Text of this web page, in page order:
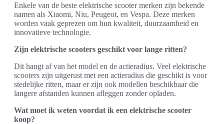
Enkele van de beste elektrische scooter merken zijn bekende
namen als Xiaomi, Niu, Peugeot, en Vespa. Deze merken
worden vaak geprezen om hun kwaliteit, duurzaamheid en
innovatieve technologie.
Zijn elektrische scooters geschikt voor lange ritten?
Dit hangt af van het model en de actieradius. Veel elektrische
scooters zijn uitgerust met een actieradius die geschikt is voor
stedelijke ritten, maar er zijn ook modellen beschikbaar die
langere afstanden kunnen afleggen zonder opladen.
Wat moet ik weten voordat ik een elektrische scooter
koop?